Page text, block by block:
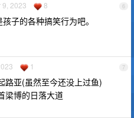
6
9, 2023 8
子的各种搞笑行为吧。
7
1
路亚(虽然至今还没上过鱼)
梁博的日落大道